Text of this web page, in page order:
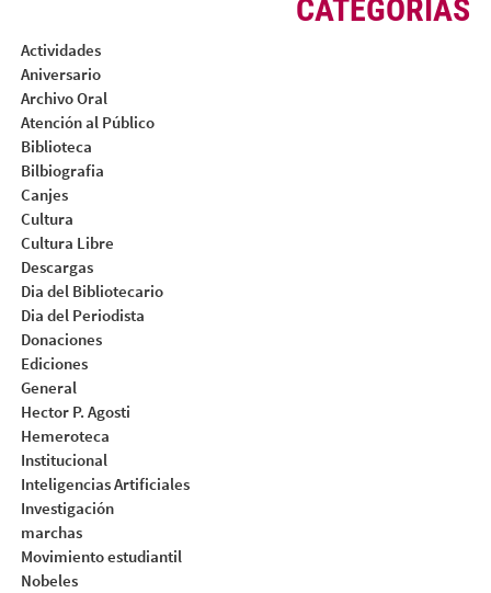
CATEGORIAS
Actividades
Aniversario
Archivo Oral
Atención al Público
Biblioteca
Bilbiografia
Canjes
Cultura
Cultura Libre
Descargas
Dia del Bibliotecario
Dia del Periodista
Donaciones
Ediciones
General
Hector P. Agosti
Hemeroteca
Institucional
Inteligencias Artificiales
Investigación
marchas
Movimiento estudiantil
Nobeles